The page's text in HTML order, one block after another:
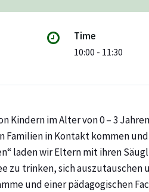
Time
10:00 - 11:30
Kindern im Alter von 0 – 3
Familien in Kontakt kommen
laden wir Eltern mit ihren
zu trinken, sich
und einer pädagogischen